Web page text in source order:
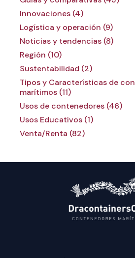
Innovaciones (4)
Logística y operación (9)
Noticias y tendencias (8)
Región (10)
Sustentabilidad (2)
Tipos y Características de
marítimos (11)
Usos de contenedores (46)
Usos Educativos (1)
Venta/Renta (82)